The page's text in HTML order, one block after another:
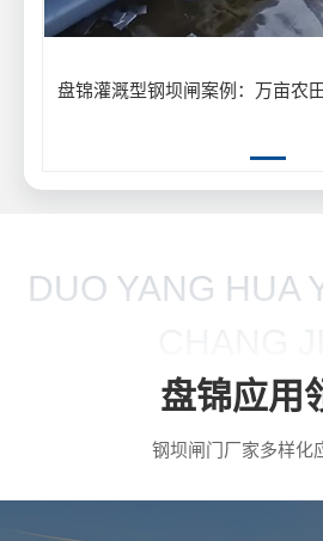
DUO YANG HUA
盘锦应用
钢坝闸门厂家多样化